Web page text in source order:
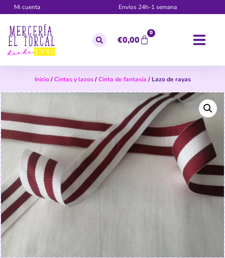
Mi cuenta Envíos 24h-1 semana
€0,00
0
Inicio/Cintas y lazos/Cinta de fantasía / Lazo de rayas